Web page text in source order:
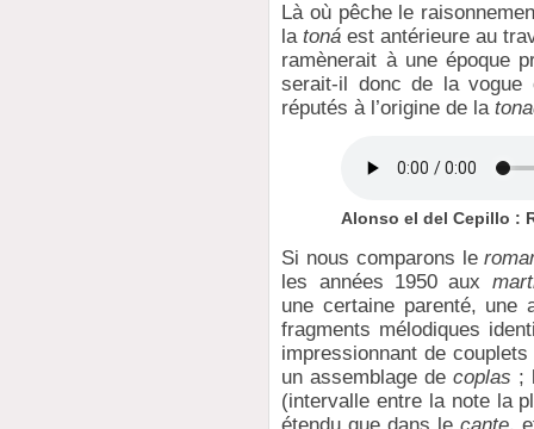
Là où pêche le
latoná est antérieure au
ramènerait à une époque
serait-il donc de la
réputés à l’origine de la
Alonso el del Cepillo :
Si nous comparons le
les années 1950 aux
une certaine parenté, une
fragments mélodiques
impressionnant de couplets
un assemblage decoplas ;
(intervalle entre la note la
étendu que dans le cante,